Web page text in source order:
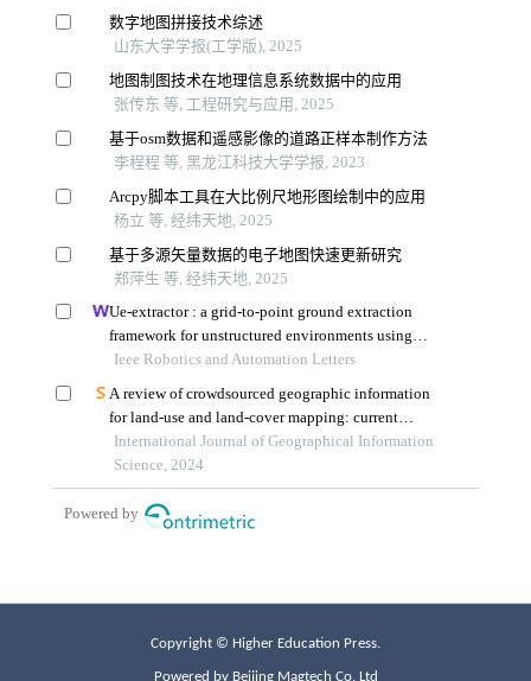
Copyright © Higher Education Press.
Powered by Beijing Magtech Co. Ltd